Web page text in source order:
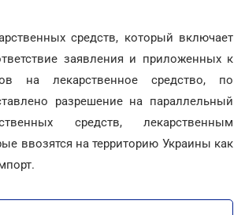
средств, который включает
заявления и приложенных к
на лекарственное средство, по
разрешение на параллельный
средств, лекарственным
ввозятся на территорию Украины как